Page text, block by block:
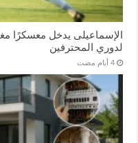
الإسماعیلی یدخل معسكرًا
لدوري المحترفين
‏4 أيام مضت